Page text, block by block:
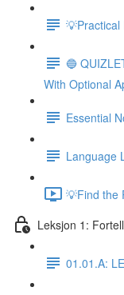
🔵
With Optional
Essential
Language
💡Find the
Leksjon 1:
01.01.A: